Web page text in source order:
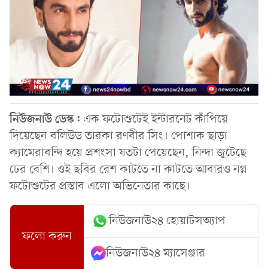
নিউজনাউ ডেস্ক: এক ফটোশুটেই ইন্টারনেট কাঁপিয়ে
দিয়েছেন বলিউড তারকা রণবীর সিং। পোশাক ছাড়া
ক্যামেরাবন্দি হয়ে প্রশংসা যতটা পেয়েছেন, নিন্দা জুটেছে
ঢের বেশি। ওই ছবির রেশ কাটতে না কাটতে আবারও নগ্ন
ফটোশুটের প্রস্তাব এলো অভিনেতার কাছে।
ফলো করুন
নিউজনাউ২৪ হোয়াটসঅ্যাপ
নিউজনাউ২৪ ম্যাসেঞ্জার